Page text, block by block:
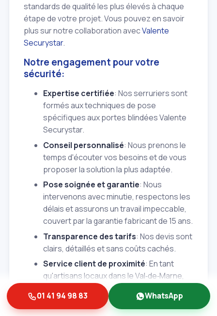
standards de qualité les plus élevés à chaque
étape de votre projet. Vous pouvez en savoir
plus sur notre collaboration avecValente
Securystar.
Notre engagement pour votre
sécurité:
Expertise certifiée: Nos serruriers sont
formés aux techniques de pose
spécifiques aux portes blindées Valente
Securystar.
Conseil personnalisé: Nous prenons le
temps d'écouter vos besoins et de vous
proposer la solution la plus adaptée.
Pose soignée et garantie: Nous
intervenons avec minutie, respectons les
délais et assurons un travail impeccable,
couvert par la garantie fabricant de 15 ans.
Transparence des tarifs: Nos devis sont
clairs, détaillés et sans coûts cachés.
Service client de proximité: En tant
qu'artisans locaux dans le Val‑de‑Marne,
nous sommes disponibles pour répondre
à toutes vos questions et assurer un suivi.
01 41 94 98 83 WhatsApp